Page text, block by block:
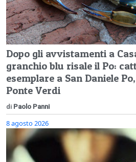
Dopo gli avvistamenti a
granchio blu risale il Po:
esemplare a San Daniele
Ponte Verdi
di Paolo Panni
8 agosto 2026